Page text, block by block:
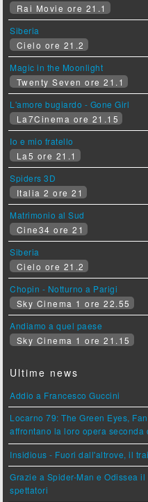
Rai Movie ore 21.1
Siberia
Cielo ore 21.2
Magic in the Moonlight
Twenty Seven ore 21.1
L'amore bugiardo - Gone Girl
La7Cinema ore 21.15
Io e mio fratello
La5 ore 21.1
Spiders 3D
Italia 2 ore 21
Matrimonio al Sud
Cine34 ore 21
Siberia
Cielo ore 21.2
Chopin - Notturno a Parigi
Sky Cinema 1 ore 22.55
Andiamo a quel paese
Sky Cinema 1 ore 21.15
Ultime news
Addio a Francesco Guccini
Locarno 79: The Green Eyes,
affrontano la loro opera
Insidious - Fuori dall'altrove, il
Grazie a Spider-Man e Odissea
spettatori